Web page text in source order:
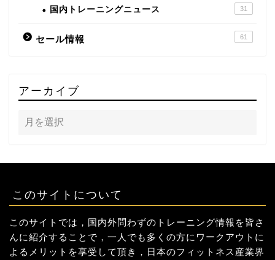
国内トレーニングニュース 31
セール情報 61
アーカイブ
このサイトについて
このサイトでは，国内外問わずのトレーニング情報を皆さ
んに紹介することで，一人でも多くの方にワークアウトに
よるメリットを享受して頂き，日本のフィットネス産業界